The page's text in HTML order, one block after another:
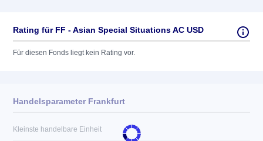
Rating für FF - Asian Special Situations AC USD
Für diesen Fonds liegt kein Rating vor.
Handelsparameter Frankfurt
Kleinste handelbare Einheit